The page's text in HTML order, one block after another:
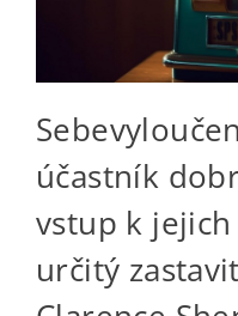
účastník
vstup k
určitý